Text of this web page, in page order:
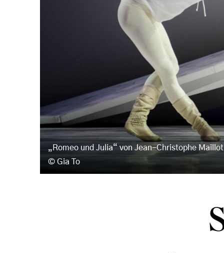
„Romeo und Julia“ von Jean-Christophe
Gia To